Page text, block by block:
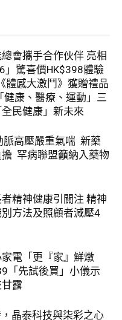
會攜手合作伙伴 亮相
」驚喜價HK$398體驗
體感大激鬥》獲贈禮品
健康、醫療、運動」三
民健康」新未來
脈高壓嚴重氣喘 新藥
罕病聯盟籲納入藥物
精神健康引關注 精神
方法及照顧者減壓4
電「更『家』鮮燉
「先試後買」小儀示
露
晶泰科技與柒彩之心